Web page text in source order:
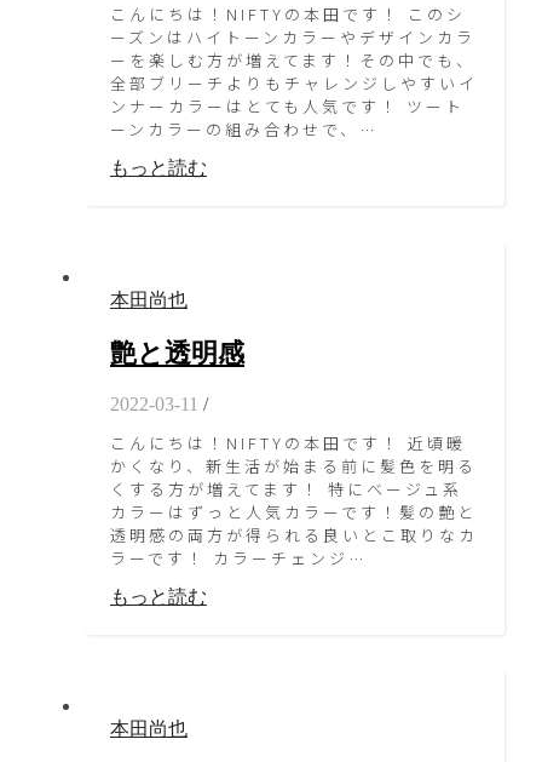
こんにちは！NIFTYの本田です！ このシ
ーズンはハイトーンカラーやデザインカラ
ーを楽しむ方が増えてます！その中でも、
全部ブリーチよりもチャレンジしやすいイ
ンナーカラーはとても人気です！ ツート
ーンカラーの組み合わせで、…
もっと読む
本田尚也
艶と透明感
2022-03-11 /
こんにちは！NIFTYの本田です！ 近頃暖
かくなり、新生活が始まる前に髪色を明る
くする方が増えてます！ 特にベージュ系
カラーはずっと人気カラーです！髪の艶と
透明感の両方が得られる良いとこ取りなカ
ラーです！ カラーチェンジ…
もっと読む
本田尚也